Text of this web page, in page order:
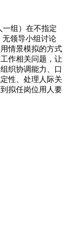
一组）在不指定
领导小组讨论
情景模拟的方式
作相关问题，让
织协调能力、口
性、处理人际关
拟任岗位用人要